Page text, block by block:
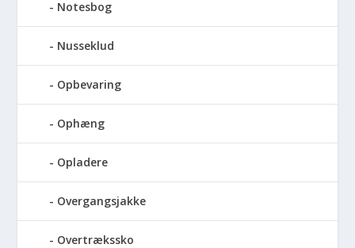
Notesbog
Nusseklud
Opbevaring
Ophæng
Opladere
Overgangsjakke
Overtrækssko